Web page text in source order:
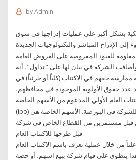
byAdmin
بشكل أكبر على عمليات إدراجها في سوق
إلى الإدراج المباشر والتكنولوجيات الجديدة
للقيود المفروضة على العروض العامة
الشركة في بيان لها على "تداول"، أنه
ممارسة حقهم في الاكتتاب (كلياً أو جزئياً) في
عدد حقوق الأولوية الموجودة في محافظهم،
العام الأولي المدعوم من الأسهم الخاصة
(ipo) هو أول بيع للأوراق المالية للشركة في البورصة. الأسهم الخاصة هي
من قبل مستثمرين من القطاع الخاص في شركة
قبل طرحها للاكتتاب العام.
من خلال عملية تعرف باسم الاكتتاب العام
وهذا ينطوي على قيام شركة ببيع اسهم، أو حصة